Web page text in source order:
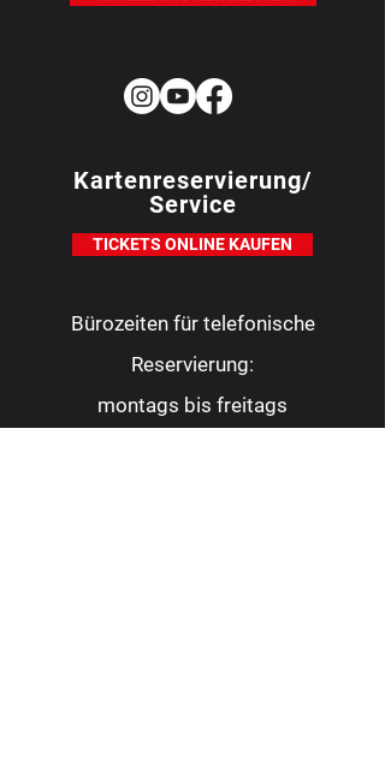
Kartenreservierung/
Service
TICKETS ONLINE KAUFEN
Bürozeiten für telefonische
Reservierung:
montags bis freitags